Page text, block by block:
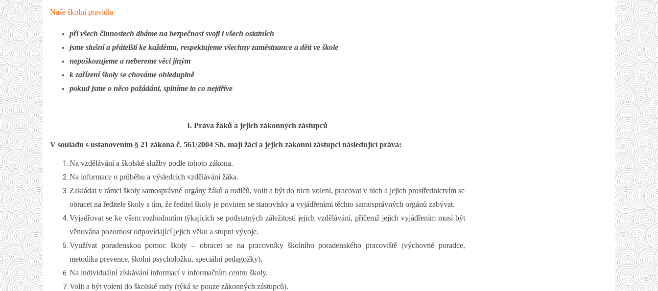
Naše školní pravidla
při všech činnostech dbáme na bezpečnost svoji i všech ostatních
jsme slušní a přátelští ke každému, respektujeme všechny zaměstnance a děti ve škole
nepoškozujeme a nebereme věci jiným
k zařízení školy se chováme ohleduplně
pokud jsme o něco požádáni, splníme to co nejdříve
I. Práva žáků a jejich zákonných zástupců
V souladu s ustanovením § 21 zákona č. 561/2004 Sb. mají žáci a jejich zákonní zástupci následující práva:
Na vzdělávání a školské služby podle tohoto zákona.
Na informace o průběhu a výsledcích vzdělávání žáka.
Zakládat v rámci školy samosprávné orgány žáků a rodičů, volit a být do nich voleni, pracovat v nich a jejich prostřednictvím se
obracet na ředitele školy s tím, že ředitel školy je povinen se stanovisky a vyjádřeními těchto samosprávných orgánů zabývat.
Vyjadřovat se ke všem rozhodnutím týkajících se podstatných záležitostí jejich vzdělávání, přičemž jejich vyjádřením musí být
věnována pozornost odpovídající jejich věku a stupni vývoje.
Využívat poradenskou pomoc školy – obracet se na pracovníky školního poradenského pracoviště (výchovné poradce,
metodika prevence, školní psycholožku, speciální pedagožky).
Na individuální získávání informací v informačním centru školy.
Volit a být voleni do školské rady (týká se pouze zákonných zástupců).